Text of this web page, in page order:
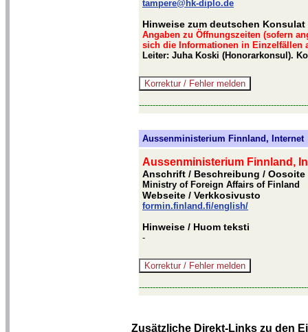
tampere@hk-diplo.de
Hinweise zum deutschen Konsulat
Angaben zu Öffnungszeiten (sofern
sich die Informationen in Einzelfällen
Leiter: Juha Koski (Honorarkonsul).
Aussenministerium Finnland, Internet
Aussenministerium Finnland,
Anschrift / Beschreibung / Oosoite
Ministry of Foreign Affairs of Finland
Webseite / Verkkosivusto
formin.finland.fi/english/
Hinweise / Huom teksti
-
Zusätzliche Direkt-Links zu den